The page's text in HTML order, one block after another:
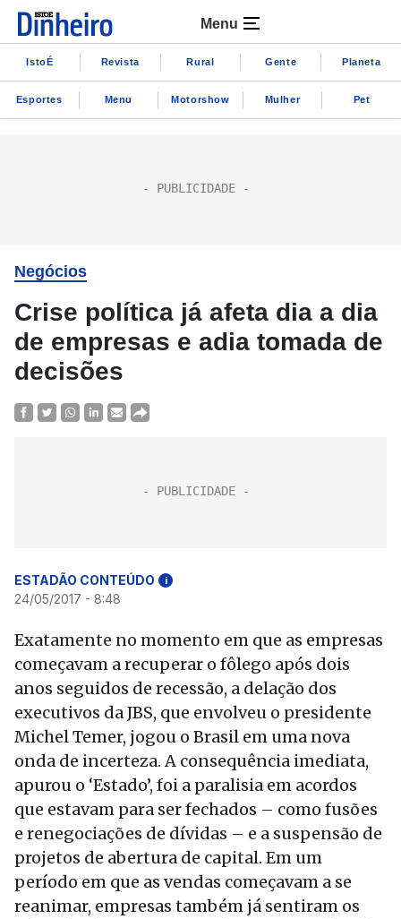
Menu
IstoÉ Revista Rural Gente Planeta
Esportes Menu Motorshow Mulher Pet
Negócios
Crise política já afeta dia a dia
de empresas e adia tomada de
decisões
ESTADÃO CONTEÚDO i
24/05/2017 - 8:48
Exatamente no momento em que as empresas
começavam a recuperar o fôlego após dois
anos seguidos de recessão, a delação dos
executivos da JBS, que envolveu o presidente
Michel Temer, jogou o Brasil em uma nova
onda de incerteza. A consequência imediata,
apurou o ‘Estado’, foi a paralisia em acordos
que estavam para ser fechados – como fusões
e renegociações de dívidas – e a suspensão de
projetos de abertura de capital. Em um
período em que as vendas começavam a se
reanimar, empresas também já sentiram os